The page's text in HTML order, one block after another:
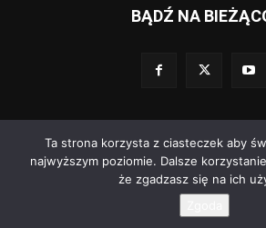
BĄDŹ NA
© Wydawnictwo Znaki Czasu. Wdrożenie:Go3.pl
Regulamin dodawania
Ta strona korzysta z ciasteczek aby
najwyższym poziomie. Dalsze
że zgadzasz się na ich